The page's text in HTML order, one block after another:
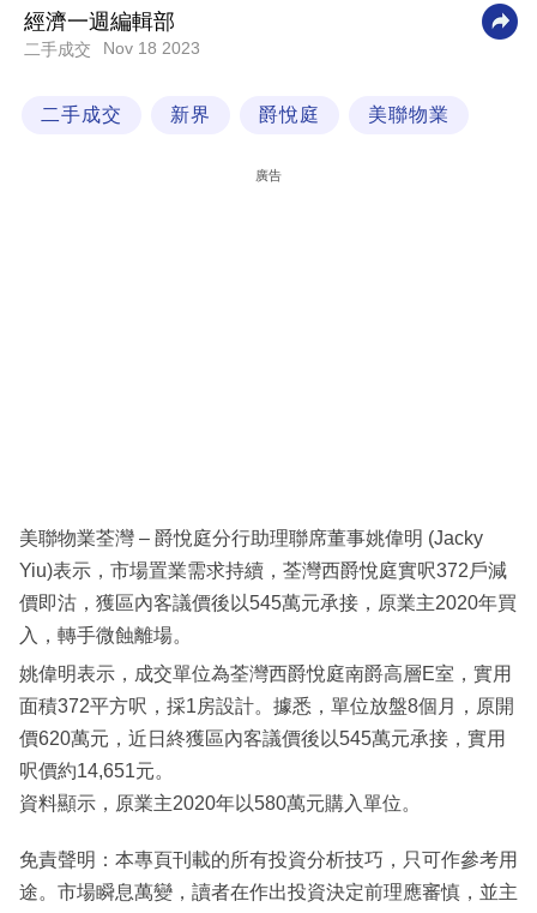
科
技
經濟一週編輯部
二手成交 Nov 18 2023
二手成交 新界 爵悅庭 美聯物業
廣告
美聯物業荃灣 – 爵悅庭分行助理聯席董事姚偉明 (Jacky
Yiu)表示，市場置業需求持續，荃灣西爵悅庭實呎372戶減
價即沽，獲區內客議價後以545萬元承接，原業主2020年買
入，轉手微蝕離場。
姚偉明表示，成交單位為荃灣西爵悅庭南爵高層E室，實用
面積372平方呎，採1房設計。據悉，單位放盤8個月，原開
價620萬元，近日終獲區內客議價後以545萬元承接，實用
呎價約14,651元。
資料顯示，原業主2020年以580萬元購入單位。
免責聲明：本專頁刊載的所有投資分析技巧，只可作參考用
途。市場瞬息萬變，讀者在作出投資決定前理應審慎，並主